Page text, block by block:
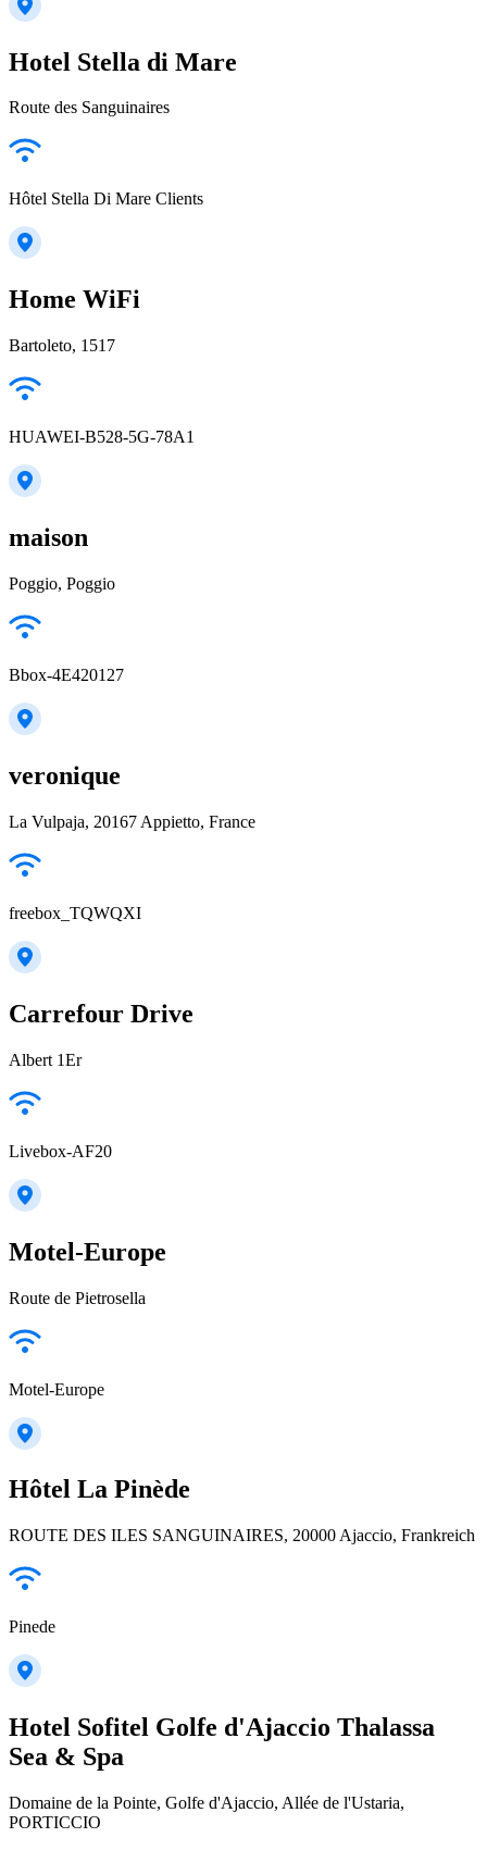
Hotel Stella di Mare
Route des Sanguinaires
Hôtel Stella Di Mare Clients
Home WiFi
Bartoleto, 1517
HUAWEI-B528-5G-78A1
maison
Poggio, Poggio
Bbox-4E420127
veronique
La Vulpaja, 20167 Appietto, France
freebox_TQWQXI
Carrefour Drive
Albert 1Er
Livebox-AF20
Motel-Europe
Route de Pietrosella
Motel-Europe
Hôtel La Pinède
ROUTE DES ILES SANGUINAIRES, 20000 Ajaccio, Frankreich
Pinede
Hotel Sofitel Golfe d'Ajaccio Thalassa
Sea & Spa
Domaine de la Pointe, Golfe d'Ajaccio, Allée de l'Ustaria,
PORTICCIO